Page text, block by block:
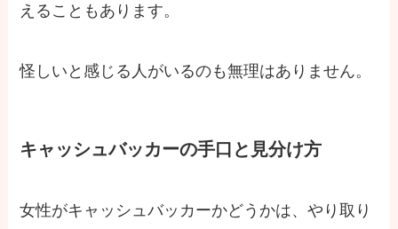
えることもあります。
怪しいと感じる人がいるのも無理はありません。
キャッシュバッカーの手口と見分け方
女性がキャッシュバッカーかどうかは、やり取り